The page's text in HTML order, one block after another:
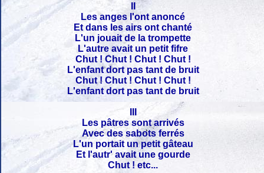
II
Les anges l'ont anoncé
Et dans les airs ont chanté
L'un jouait de la trompette
L'autre avait un petit fifre
Chut ! Chut ! Chut ! Chut !
L'enfant dort pas tant de bruit
Chut ! Chut ! Chut ! Chut !
L'enfant dort pas tant de bruit
Les pâtres sont arrivés
Avec des sabots ferrés
L'un portait un petit gâteau
Et l'autr' avait une gourde
Chut ! etc...